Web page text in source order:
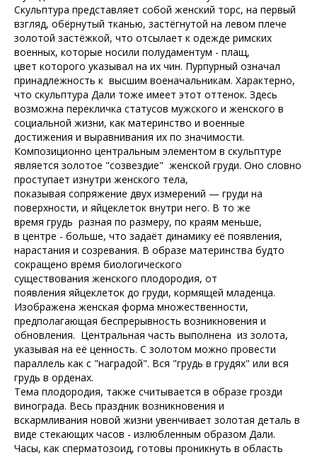
Скульптура представляет собой женский торс, на первый
взгляд, обёрнутый тканью, застёгнутой на левом плече
золотой застёжкой, что отсылает к одежде римских
военных, которые носили полудаментум - плащ,
цвет которого указывал на их чин. Пурпурный означал
принадлежность к высшим военачальникам. Характерно,
что скульптура Дали тоже имеет этот оттенок. Здесь
возможна перекличка статусов мужского и женского в
социальной жизни, как материнство и военные
достижения и выравнивания их по значимости.
Композиционно центральным элементом в скульптуре
является золотое "созвездие" женской груди. Оно словно
проступает изнутри женского тела,
показывая сопряжение двух измерений — груди на
поверхности, и яйцеклеток внутри него. В то же
время грудь разная по размеру, по краям меньше,
в центре - больше, что задаёт динамику её появления,
нарастания и созревания. В образе материнства будто
сокращено время биологического
существования женского плодородия, от
появления яйцеклеток до груди, кормящей младенца.
Изображена женская форма множественности,
предполагающая беспрерывность возникновения и
обновления. Центральная часть выполнена из золота,
указывая на её ценность. С золотом можно провести
параллель как с "наградой". Вся "грудь в грудях" или вся
грудь в орденах.
Тема плодородия, также считывается в образе грозди
винограда. Весь праздник возникновения и
вскармливания новой жизни увенчивает золотая деталь в
виде стекающих часов - излюбленным образом Дали.
Часы, как сперматозоид, готовы проникнуть в область